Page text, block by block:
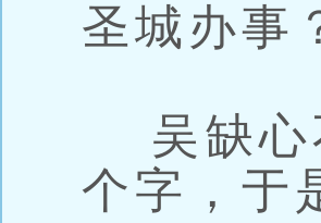
圣城办事
吴缺心
个字，于